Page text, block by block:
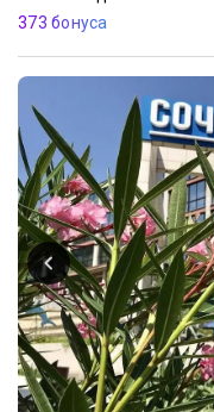
373 бонуса